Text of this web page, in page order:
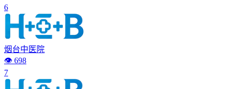
6
烟台中医院
👁️ 698
7